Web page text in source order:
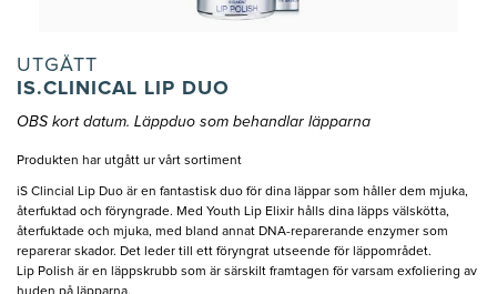
UTGÅTT
IS.CLINICAL LIP DUO
OBS kort datum. Läppduo som behandlar läpparna
Produkten har utgått ur vårt sortiment
iS Clincial Lip Duo är en fantastisk duo för dina läppar som håller dem mjuka,
återfuktad och föryngrade. Med Youth Lip Elixir hålls dina läpps välskötta,
återfuktade och mjuka, med bland annat DNA-reparerande enzymer som
reparerar skador. Det leder till ett föryngrat utseende för läppområdet.
Lip Polish är en läppskrubb som är särskilt framtagen för varsam exfoliering av